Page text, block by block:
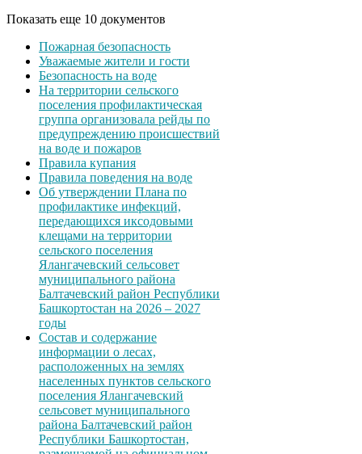
Показать еще 10 документов
Пожарная безопасность
Уважаемые жители и гости
Безопасность на воде
На территории сельского
поселения профилактическая
группа организовала рейды по
предупреждению происшествий
на воде и пожаров
Правила купания
Правила поведения на воде
Об утверждении Плана по
профилактике инфекций,
передающихся иксодовыми
клещами на территории
сельского поселения
Ялангачевский сельсовет
муниципального района
Балтачевский район Республики
Башкортостан на 2026 – 2027
годы
Состав и содержание
информации о лесах,
расположенных на землях
населенных пунктов сельского
поселения Ялангачевский
сельсовет муниципального
района Балтачевский район
Республики Башкортостан,